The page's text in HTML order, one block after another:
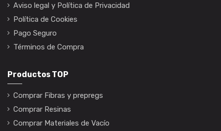
Aviso legal y Política de Privacidad
Política de Cookies
Pago Seguro
Términos de Compra
Productos TOP
Comprar Fibras y prepregs
Comprar Resinas
Comprar Materiales de Vacío